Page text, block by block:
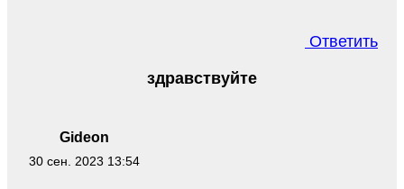
Ответить
Gideon
30 сен. 2023 13:54
здравствуйте